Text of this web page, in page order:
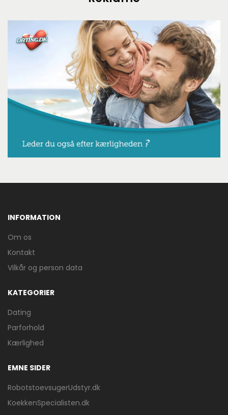
INFORMATION
Om os
Kontakt
Vilkår og person data
KATEGORIER
Dating
Parforhold
Kærlighed
EMNE SIDER
RobotstoevsugerUdstyr.dk
KoekkenSpecialisten.dk